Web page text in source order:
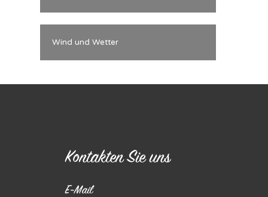
Wind und Wetter
Kontakten Sie uns
E-Mail